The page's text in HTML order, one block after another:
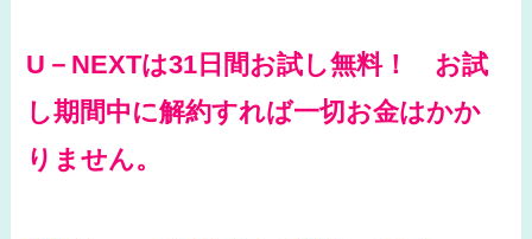
U－NEXTは31日間お試し無料！ お試
し期間中に解約すれば一切お金はかか
りません。